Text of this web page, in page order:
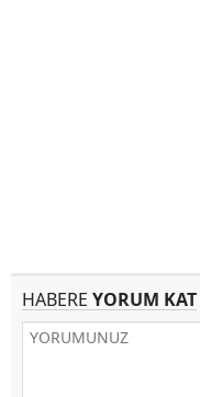
HABERE YORUM KAT